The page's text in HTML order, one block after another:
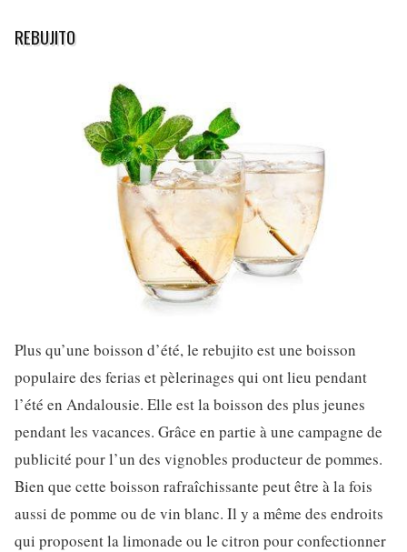
REBUJITO
Plus qu’une boisson d’été, le rebujito est une boisson
populaire des ferias et pèlerinages qui ont lieu pendant
l’été en Andalousie. Elle est la boisson des plus jeunes
pendant les vacances. Grâce en partie à une campagne de
publicité pour l’un des vignobles producteur de pommes.
Bien que cette boisson rafraîchissante peut être à la fois
aussi de pomme ou de vin blanc. Il y a même des endroits
qui proposent la limonade ou le citron pour confectionner